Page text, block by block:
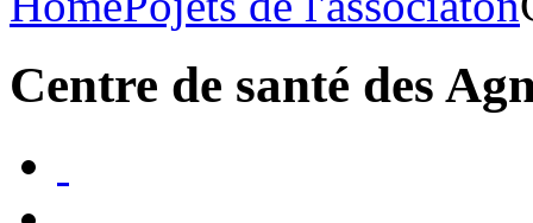
Centre de santé des